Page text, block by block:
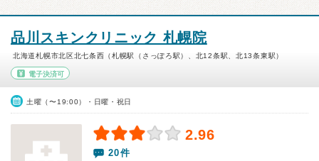
品川スキンクリニック 札幌院
北海道札幌市北区北七条西（札幌駅（さっぽろ駅）、北12条駅、北13条東駅）
電子決済可
土曜（〜19:00）・日曜・祝日
2.96
20件